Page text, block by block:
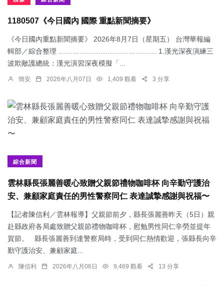
1180507《今日國內 國際 重點新聞摘要》
《今日國內重點新聞摘要》 2026年8月7日（星期五） 台灣華報編
輯部／綜合整理 …………………………………… 1.漢光深夜演練三
波欺敵護總統：​漢光演習深夜模擬「...
簡安 2026年八月07日 1,409 觀看 3 分享
綜合新聞
雲林縣長張麗善暖心致贈父親節禮物咖啡杯 向辛勤守護治
安、兼顧家庭責任的男性警察同仁 表達誠摯感謝與祝福〜
【記者陳信利／雲林報導】父親節前夕，縣長張麗善昨天（5日）親
赴縣政府各局處致贈父親節禮物咖啡杯，慰勉男性同仁辛勞並提年
賀節。 縣長張麗善到達警察局時，受到同仁熱情歡迎，張縣長向辛
勤守護治安、兼顧家庭...
陳信利 2026年八月06日 9,469 觀看 13 分享